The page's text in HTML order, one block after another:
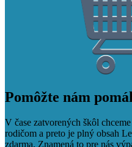
Pomôžte nám
V čase zatvorených škôl
rodičom a preto je plný obsah
zdarma. Znamená to pre nás